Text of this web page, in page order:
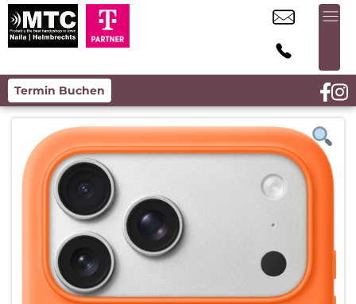
Termin Buchen